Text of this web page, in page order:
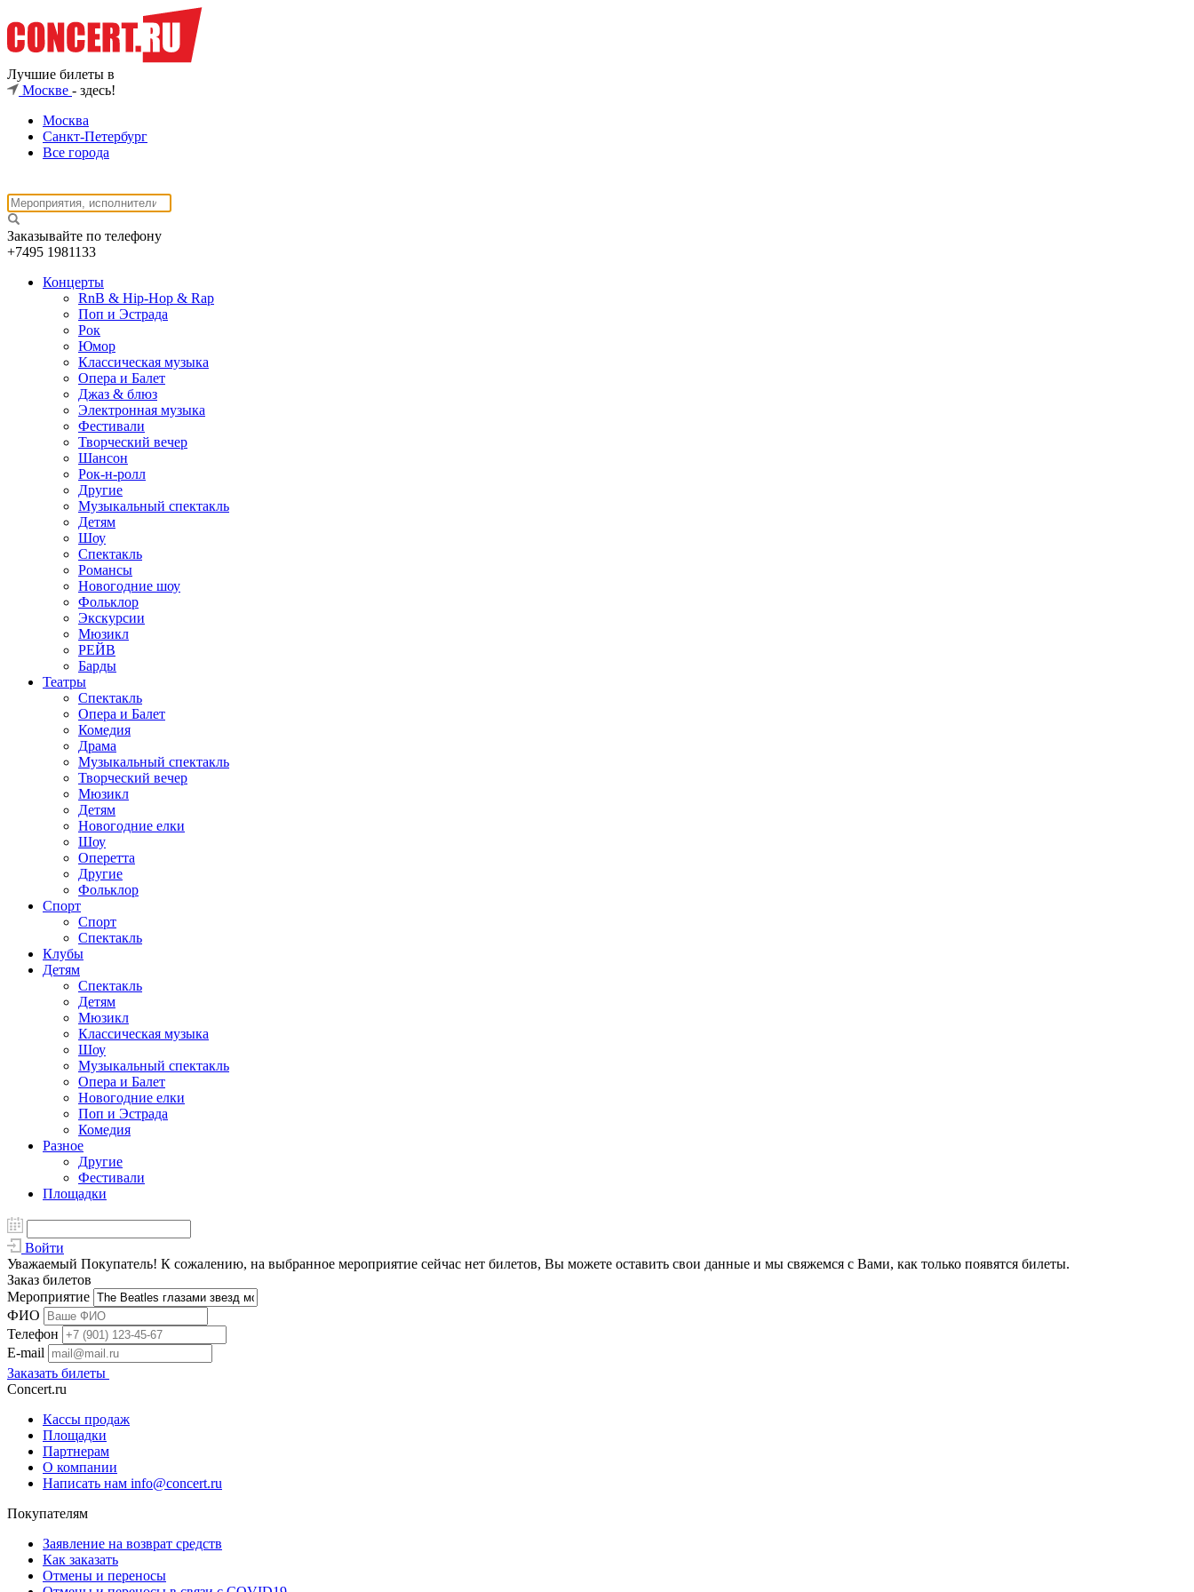
Лучшие билеты в
Москве - здесь!
Москва
Санкт-Петербург
Все города
Заказывайте по телефону
+7495 1981133
Концерты
RnB & Hip-Hop & Rap
Поп и Эстрада
Рок
Юмор
Классическая музыка
Опера и Балет
Джаз & блюз
Электронная музыка
Фестивали
Творческий вечер
Шансон
Рок-н-ролл
Другие
Музыкальный спектакль
Детям
Шоу
Спектакль
Романсы
Новогодние шоу
Фольклор
Экскурсии
Мюзикл
РЕЙВ
Барды
Театры
Спектакль
Опера и Балет
Комедия
Драма
Музыкальный спектакль
Творческий вечер
Мюзикл
Детям
Новогодние елки
Шоу
Оперетта
Другие
Фольклор
Спорт
Спорт
Спектакль
Клубы
Детям
Спектакль
Детям
Мюзикл
Классическая музыка
Шоу
Музыкальный спектакль
Опера и Балет
Новогодние елки
Поп и Эстрада
Комедия
Разное
Другие
Фестивали
Площадки
Войти
Уважаемый Покупатель! К сожалению, на выбранное мероприятие сейчас нет билетов, Вы можете оставить свои данные и мы свяжемся с Вами, как только появятся билеты.
Заказ билетов
Мероприятие
ФИО
Телефон
E-mail
Заказать билеты
Concert.ru
Кассы продаж
Площадки
Партнерам
О компании
Написать нам info@concert.ru
Покупателям
Заявление на возврат средств
Как заказать
Отмены и переносы